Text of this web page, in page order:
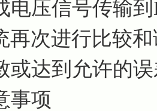
电压信号传输
再次进行比较
或达到允许的
事项